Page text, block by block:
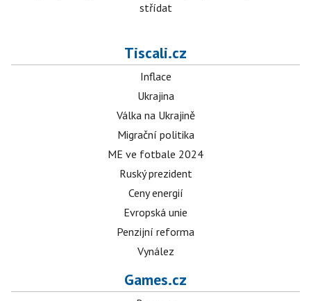
střídat
Tiscali.cz
Inflace
Ukrajina
Válka na Ukrajině
Migrační politika
ME ve fotbale 2024
Ruský prezident
Ceny energií
Evropská unie
Penzijní reforma
Vynález
Games.cz